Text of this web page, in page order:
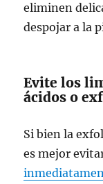
eliminen
despojar a la
Evite los
ácidos o
Si bien la
es mejor